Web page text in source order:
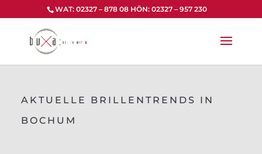
springen
WAT: 02327 – 878 08 HÖN: 02327 – 957 230
AKTUELLE BRILLENTRENDS IN
BOCHUM